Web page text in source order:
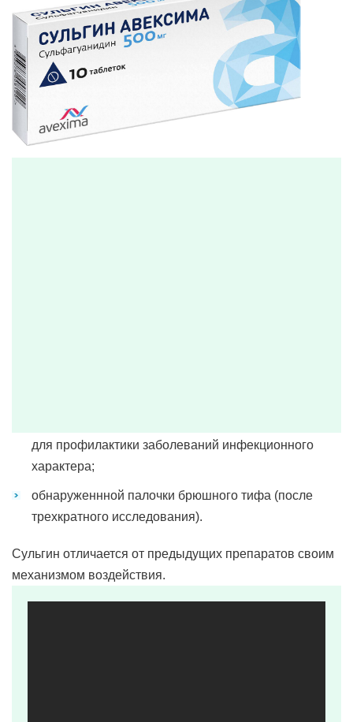
для профилактики заболеваний инфекционного
характера;
обнаруженнной палочки брюшного тифа (после
трехкратного исследования).
Сульгин отличается от предыдущих препаратов своим
механизмом воздействия.